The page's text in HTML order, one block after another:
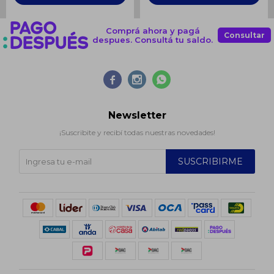
Comprá ahora y pagá
despues. Consultá tu saldo.
Consultar
  
Newsletter
¡Suscribite y recibí todas nuestras novedades!
SUSCRIBIRME